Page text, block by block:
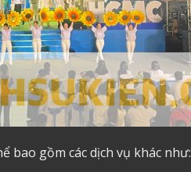
bao gồm các dịch vụ khác như: